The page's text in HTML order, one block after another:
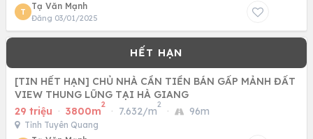
T
Tạ Văn Mạnh
Đăng 03/01/2025
[TIN HẾT HẠN] CHỦ NHÀ CẦN TIỀN BÁN GẤP MẢNH ĐẤT
VIEW THUNG LŨNG TẠI HÀ GIANG
29 triệu · 3800m
2
· 7.632/m
2
· 96m
Tỉnh Tuyên Quang